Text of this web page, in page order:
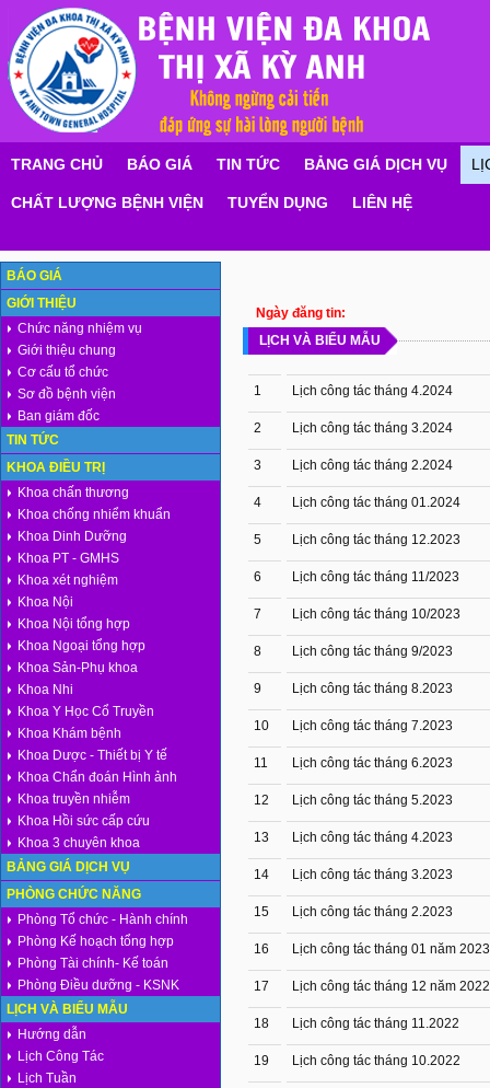
TRANG CHỦ BÁO GIÁ TIN TỨC BẢNG GIÁ DỊCH VỤ
CHẤT LƯỢNG BỆNH VIỆN TUYỂN DỤNG LIÊN HỆ
BÁO GIÁ
GIỚI THIỆU
Chức năng nhiệm vụ
Giới thiệu chung
Cơ cấu tổ chức
Sơ đồ bệnh viện
Ban giám đốc
TIN TỨC
KHOA ĐIỀU TRỊ
Khoa chấn thương
Khoa chống nhiểm khuẩn
Khoa Dinh Dưỡng
Khoa PT - GMHS
Khoa xét nghiệm
Khoa Nội
Khoa Nội tổng hợp
Khoa Ngoại tổng hợp
Khoa Sản-Phụ khoa
Khoa Nhi
Khoa Y Học Cổ Truyền
Khoa Khám bệnh
Khoa Dược - Thiết bị Y tế
Khoa Chẩn đoán Hình ảnh
Khoa truyền nhiễm
Khoa Hồi sức cấp cứu
Khoa 3 chuyên khoa
BẢNG GIÁ DỊCH VỤ
PHÒNG CHỨC NĂNG
Phòng Tổ chức - Hành chính
Phòng Kế hoạch tổng hợp
Phòng Tài chính- Kế toán
Phòng Điều dưỡng - KSNK
LỊCH VÀ BIỂU MẪU
Hướng dẫn
Lịch Công Tác
Lịch Tuần
Ngày đăng tin:
LỊCH VÀ BIỂU MẪU
1 Lịch công tác tháng 4.2024
2 Lịch công tác tháng 3.2024
3 Lịch công tác tháng 2.2024
4 Lịch công tác tháng 01.2024
5 Lịch công tác tháng 12.2023
6 Lịch công tác tháng 11/2023
7 Lịch công tác tháng 10/2023
8 Lịch công tác tháng 9/2023
9 Lịch công tác tháng 8.2023
10 Lịch công tác tháng 7.2023
11 Lịch công tác tháng 6.2023
12 Lịch công tác tháng 5.2023
13 Lịch công tác tháng 4.2023
14 Lịch công tác tháng 3.2023
15 Lịch công tác tháng 2.2023
16 Lịch công tác tháng 01 năm 2023
17 Lịch công tác tháng 12 năm 2022
18 Lịch công tác tháng 11.2022
19 Lịch công tác tháng 10.2022